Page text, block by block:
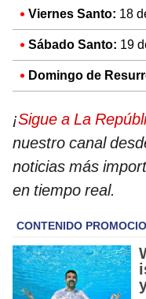
Viernes Santo: 18
Sábado Santo: 19
Domingo de
¡Sigue a La
nuestro canal
noticias más
en tiempo real.